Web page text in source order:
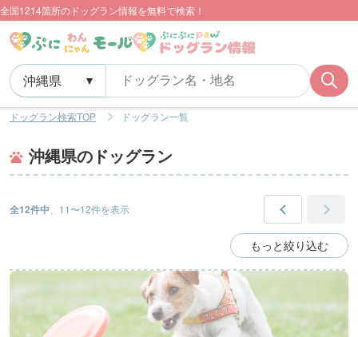
全国1214箇所のドッグラン情報を無料で検索！
ドッグラン検索TOP ドッグラン一覧
沖縄県のドッグラン
全12件中 、11〜12件を表示
もっと絞り込む